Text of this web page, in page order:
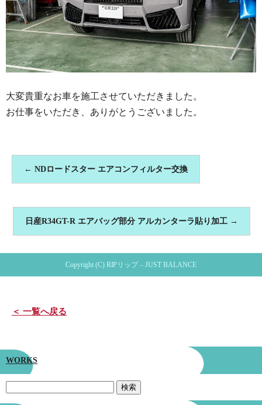
大変貴重なお車を施工させていただきました。
お仕事をいただき、ありがとうございました。
← NDロードスター エアコンフィルター交換
日産R34GT-R エアバッグ部分 アルカンターラ貼り加工 →
Copyright (C) RIPリップ – JUST BALANCE
＜ 一覧へ戻る
WORKS